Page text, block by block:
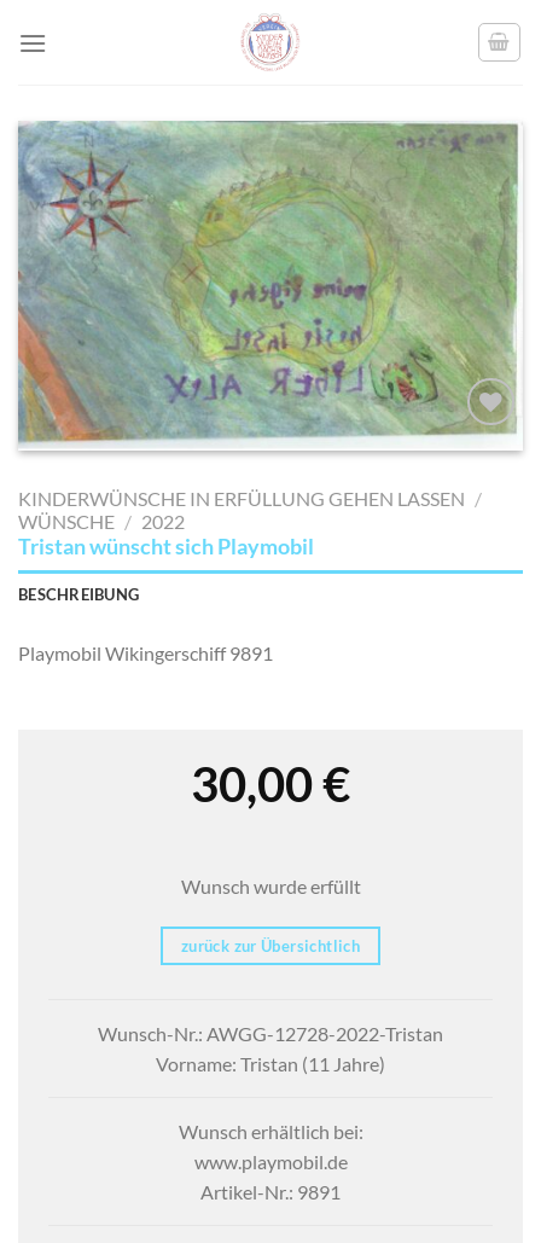
AUF MEINE
SETZEN
KINDERWÜNSCHE IN ERFÜLLUNG GEHEN LASSEN /
WÜNSCHE / 2022
Tristan wünscht sich Playmobil
BESCHREIBUNG
Playmobil Wikingerschiff 9891
30,00€
Wunsch wurde erfüllt
zurück zur Übersichtlich
Wunsch-Nr.: AWGG-12728-2022-Tristan
Vorname: Tristan (11 Jahre)
Wunsch erhältlich bei:
www.playmobil.de
Artikel-Nr.: 9891